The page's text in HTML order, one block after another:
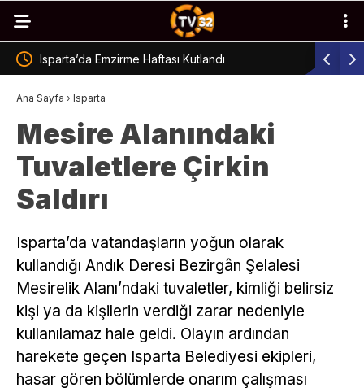
Isparta’da TOKİ Açık Artırma Duyurusu
Ana Sayfa › Isparta
Mesire Alanındaki
Tuvaletlere Çirkin
Saldırı
Isparta’da vatandaşların yoğun olarak
kullandığı Andık Deresi Bezirgân Şelalesi
Mesirelik Alanı’ndaki tuvaletler, kimliği belirsiz
kişi ya da kişilerin verdiği zarar nedeniyle
kullanılamaz hale geldi. Olayın ardından
harekete geçen Isparta Belediyesi ekipleri,
hasar gören bölümlerde onarım çalışması